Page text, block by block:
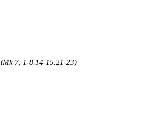
(Mk 7, 1-8.14-15.21-23)